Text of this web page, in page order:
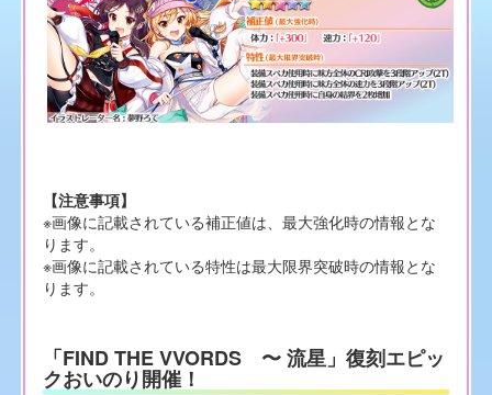
【注意事項】
※画像に記載されている補正値は、最大強化時の情報とな
ります。
※画像に記載されている特性は最大限界突破時の情報とな
ります。
「FIND THE VVORDS 〜 流星」復刻エピッ
クおいのり開催！